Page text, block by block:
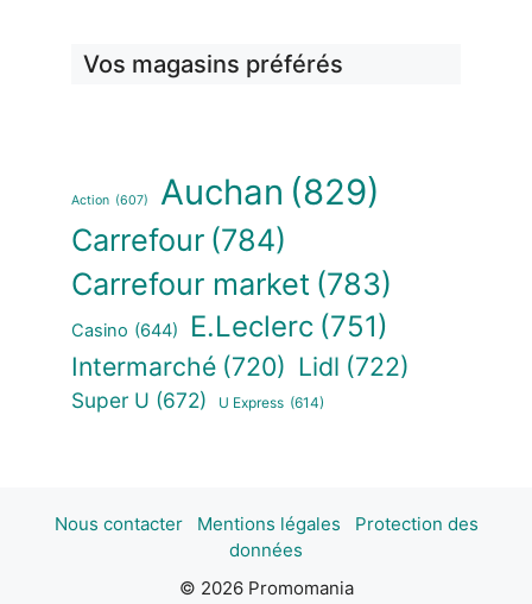
Vos magasins préférés
Action (607) Auchan (829)
Carrefour (784)
Carrefour market (783)
Casino (644) E.Leclerc (751)
Intermarché (720) Lidl (722)
Super U (672) U Express (614)
Nous contacter Mentions légales
Protection des
données
© 2026 Promomania